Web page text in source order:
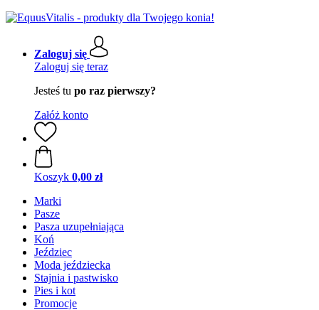
Zaloguj się
Zaloguj się teraz
Jesteś tu po raz pierwszy?
Załóż konto
Koszyk 0,00 zł
Marki
Pasze
Pasza uzupełniająca
Koń
Jeździec
Moda jeździecka
Stajnia i pastwisko
Pies i kot
Promocje